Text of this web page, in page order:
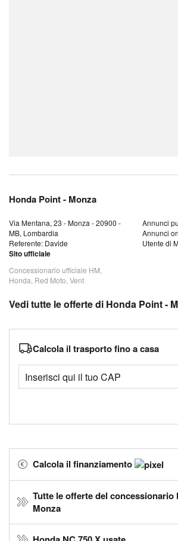
Honda Point - Monza
Via Mentana, 23 - Monza - 20900 -
MB, Lombardia
Referente: Davide
Sito ufficiale
Concessionario ufficiale HM,
Honda, Red Moto, Vent
Annunci
Annunci
Utente di
Vedi tutte le offerte di Honda Point -
Calcola il trasporto fino a casa
Calcola il finanziamento
Tutte le offerte del concessionario
Monza